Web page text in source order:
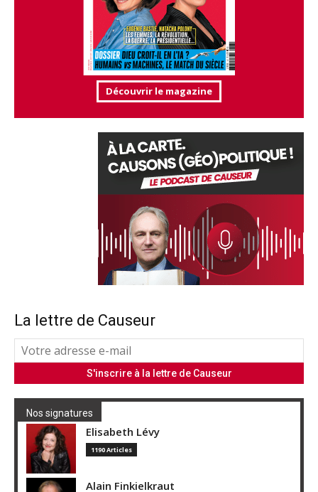
Découvrir le magazine
La lettre de Causeur
Nos signatures
Elisabeth Lévy
1190 Articles
Alain Finkielkraut